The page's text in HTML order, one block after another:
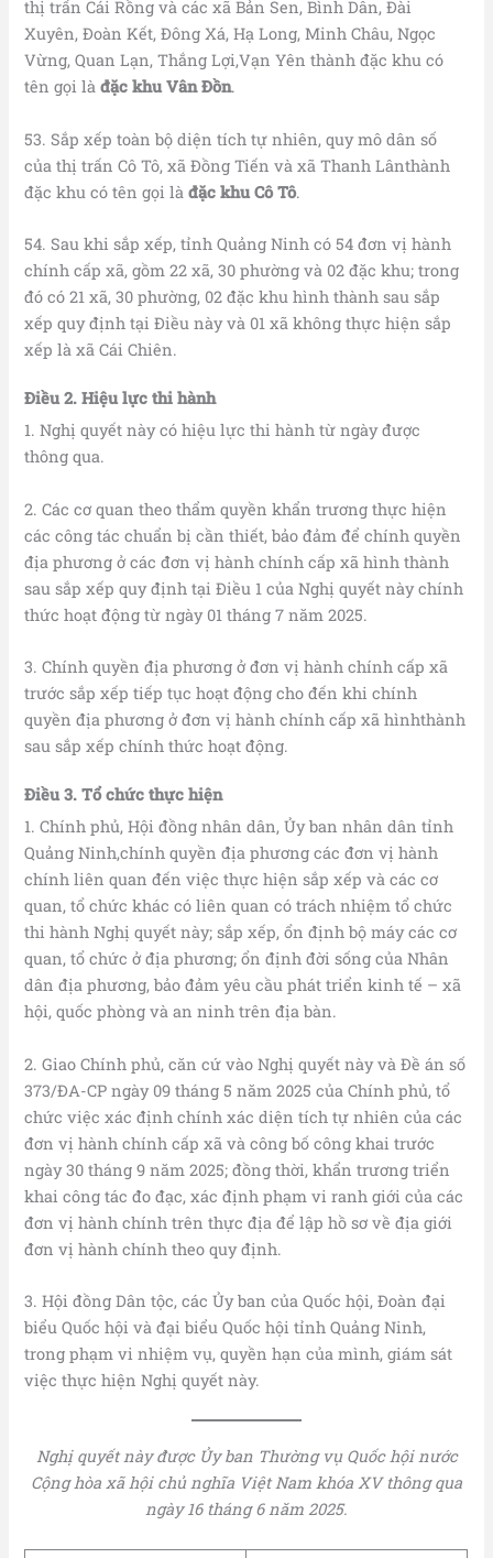
thị trấn Cái Rồng và các xã Bản Sen, Bình Dân, Đài
Xuyên, Đoàn Kết, Đông Xá, Hạ Long, Minh Châu, Ngọc
Vừng, Quan Lạn, Thắng Lợi,Vạn Yên thành đặc khu có
tên gọi làđặc khu Vân Đồn.
53. Sắp xếp toàn bộ diện tích tự nhiên, quy mô dân số
của thị trấn Cô Tô, xã Đồng Tiến và xã Thanh Lânthành
đặc khu có tên gọi làđặc khu Cô Tô.
54. Sau khi sắp xếp, tỉnh Quảng Ninh có 54 đơn vị hành
chính cấp xã, gồm 22 xã, 30 phường và 02 đặc khu; trong
đó có 21 xã, 30 phường, 02 đặc khu hình thành sau sắp
xếp quy định tại Điều này và 01 xã không thực hiện sắp
xếp là xã Cái Chiên.
Điều 2. Hiệu lực thi hành
1. Nghị quyết này có hiệu lực thi hành từ ngày được
thông qua.
2. Các cơ quan theo thẩm quyền khẩn trương thực hiện
các công tác chuẩn bị cần thiết, bảo đảm để chính quyền
địa phương ở các đơn vị hành chính cấp xã hình thành
sau sắp xếp quy định tại Điều 1 của Nghị quyết này chính
thức hoạt động từ ngày 01 tháng 7 năm 2025.
3. Chính quyền địa phương ở đơn vị hành chính cấp xã
trước sắp xếp tiếp tục hoạt động cho đến khi chính
quyền địa phương ở đơn vị hành chính cấp xã hìnhthành
sau sắp xếp chính thức hoạt động.
Điều 3. Tổ chức thực hiện
1. Chính phủ, Hội đồng nhân dân, Ủy ban nhân dân tỉnh
Quảng Ninh,chính quyền địa phương các đơn vị hành
chính liên quan đến việc thực hiện sắp xếp và các cơ
quan, tổ chức khác có liên quan có trách nhiệm tổ chức
thi hành Nghị quyết này; sắp xếp, ổn định bộ máy các cơ
quan, tổ chức ở địa phương; ổn định đời sống của Nhân
dân địa phương, bảo đảm yêu cầu phát triển kinh tế – xã
hội, quốc phòng và an ninh trên địa bàn.
2. Giao Chính phủ, căn cứ vào Nghị quyết này và Đề án số
373/ĐA-CP ngày 09 tháng 5 năm 2025 của Chính phủ, tổ
chức việc xác định chính xác diện tích tự nhiên của các
đơn vị hành chính cấp xã và công bố công khai trước
ngày 30 tháng 9 năm 2025; đồng thời, khẩn trương triển
khai công tác đo đạc, xác định phạm vi ranh giới của các
đơn vị hành chính trên thực địa để lập hồ sơ về địa giới
đơn vị hành chính theo quy định.
3. Hội đồng Dân tộc, các Ủy ban của Quốc hội, Đoàn đại
biểu Quốc hội và đại biểu Quốc hội tỉnh Quảng Ninh,
trong phạm vi nhiệm vụ, quyền hạn của mình, giám sát
việc thực hiện Nghị quyết này.
Nghị quyết này được Ủy ban Thường vụ Quốc hội nước
Cộng hòa xã hội chủ nghĩa Việt Nam khóa XV thông qua
ngày 16 tháng 6 năm 2025.